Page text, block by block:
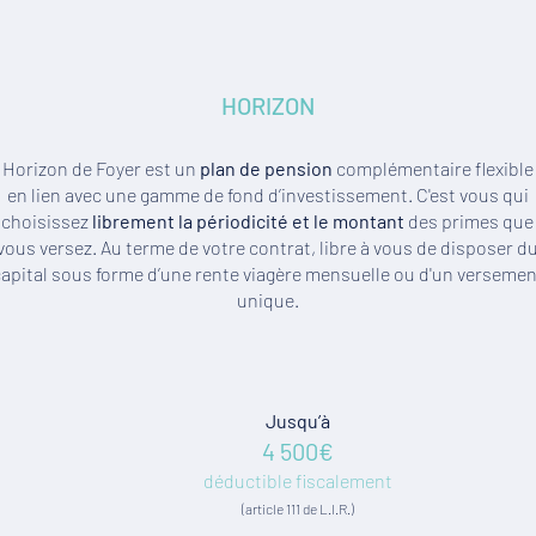
HORIZON
Horizon de Foyer est un plan de pension complémentaire flexible
en lien avec une gamme de fond d’investissement. C'est vous qui
choisissez librement la périodicité et le montant des primes que
versez. Au terme de votre contrat, libre à vous de disposer
sous forme d’une rente viagère mensuelle ou d'un
unique.
Jusqu’à
4 500€
déductible fiscalement
(article 111 de L.I.R.)